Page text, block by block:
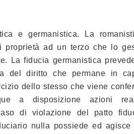
e germanistica. La
proprietà ad un terzo che lo
La fiducia germanistica
del diritto che permane in
dello stesso che viene
a disposizione azioni
di violazione del patto
nulla possiede ed agisce